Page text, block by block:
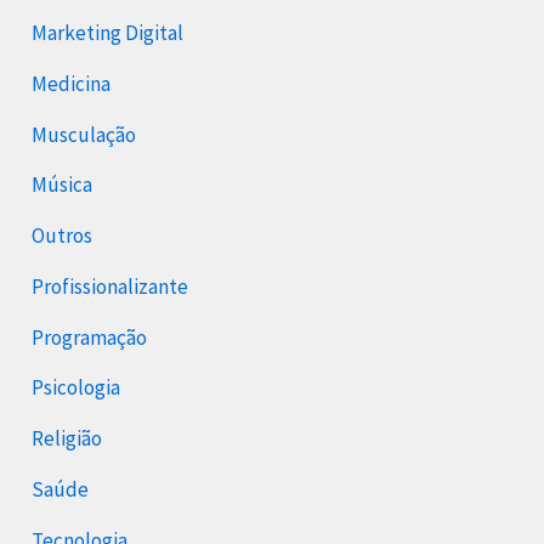
Marketing Digital
Medicina
Musculação
Música
Outros
Profissionalizante
Programação
Psicologia
Religião
Saúde